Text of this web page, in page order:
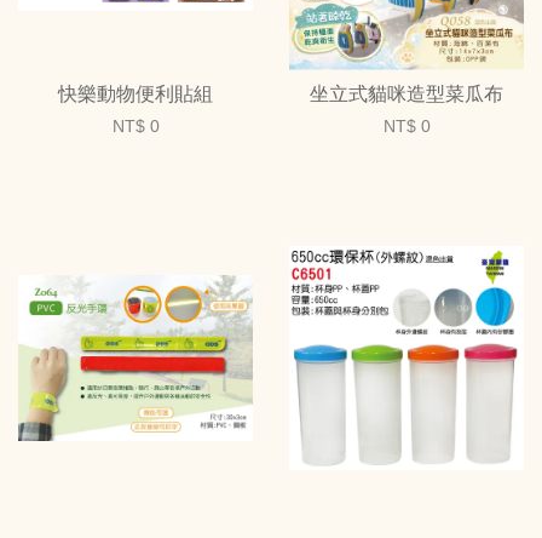
快樂動物便利貼組
NT$ 0
坐立式貓咪造型菜瓜布
NT$ 0